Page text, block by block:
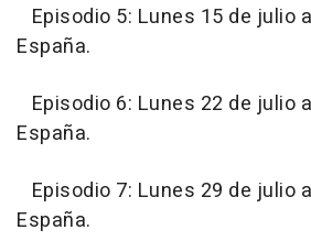
Episodio 5: Lunes 15 de julio
España.
Episodio 6: Lunes 22 de julio
España.
Episodio 7: Lunes 29 de julio
España.